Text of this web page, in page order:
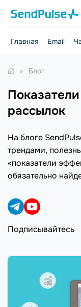
Главная Email
Блог
показатели эффективности
рассылок
На блоге
трендами,
«показатели
обязательно
Подписывайтесь